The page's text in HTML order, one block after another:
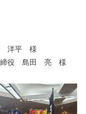
洋平 様
締役 島田 亮 様